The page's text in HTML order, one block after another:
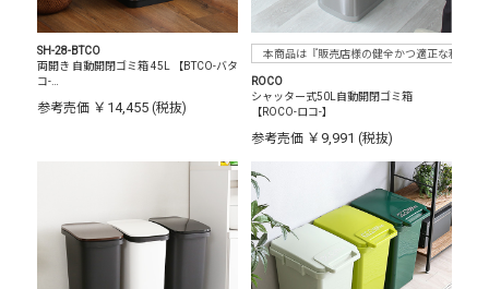
SH-28-BTCO
両開き 自動開閉ゴミ箱 45L 【BTCO-バタ
コ-…
参考売価 ￥14,455 (税抜)
本商品は『販売店様の健全かつ適正な利益確
ROCO
シャッター式50L自動開閉ゴミ箱
【ROCO-ロコ-】
参考売価 ￥9,991 (税抜)